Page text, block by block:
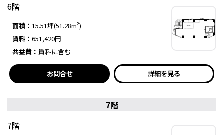
6階
面積： 15.51坪(51.28m²)
賃料： 651,420円
共益費： 賃料に含む
お問合せ 詳細を見る
7階
7階